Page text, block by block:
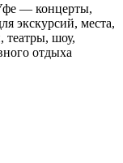
— концерты,
экскурсий, места,
театры, шоу,
отдыха